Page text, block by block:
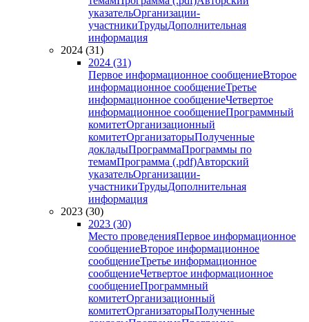
указательОрганизации-
участникиТрудыДополнительная
информация
2024 (31)
2024 (31)
Первое информационное сообщениеВторое
информационное сообщениеТретье
информационное сообщениеЧетвертое
информационное сообщениеПрограммный
комитетОрганизационный
комитетОрганизаторыПолученные
докладыПрограммаПрограммы по
темамПрограмма (.pdf)Авторский
указательОрганизации-
участникиТрудыДополнительная
информация
2023 (30)
2023 (30)
Место проведенияПервое информационное
сообщениеВторое информационное
сообщениеТретье информационное
сообщениеЧетвертое информационное
сообщениеПрограммный
комитетОрганизационный
комитетОрганизаторыПолученные